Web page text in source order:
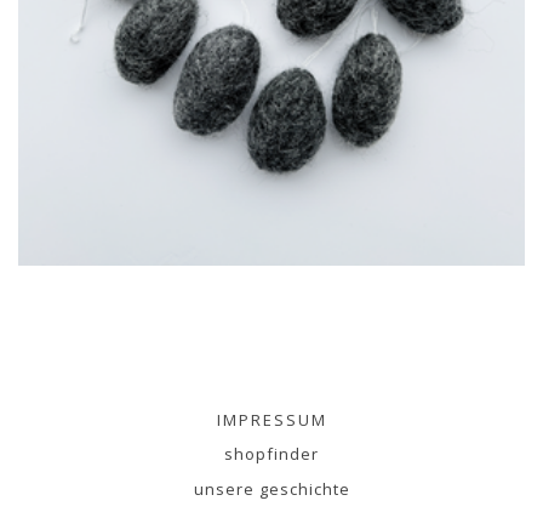
IMPRESSUM
shopfinder
unsere geschichte